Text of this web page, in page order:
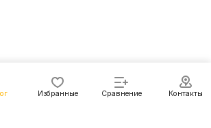
Избранные Сравнение Контакты